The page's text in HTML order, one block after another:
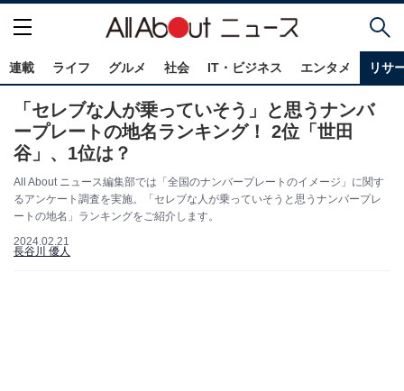
連載 ライフ グルメ 社会 IT・ビジネス エンタメ リサ
「セレブな人が乗っていそう」と思うナンバ
ープレートの地名ランキング！ 2位「世田
谷」、1位は？
All About ニュース編集部では「全国のナンバープレートのイメージ」に関す
るアンケート調査を実施。「セレブな人が乗っていそうと思うナンバープレ
ートの地名」ランキングをご紹介します。
2024.02.21
長谷川 優人